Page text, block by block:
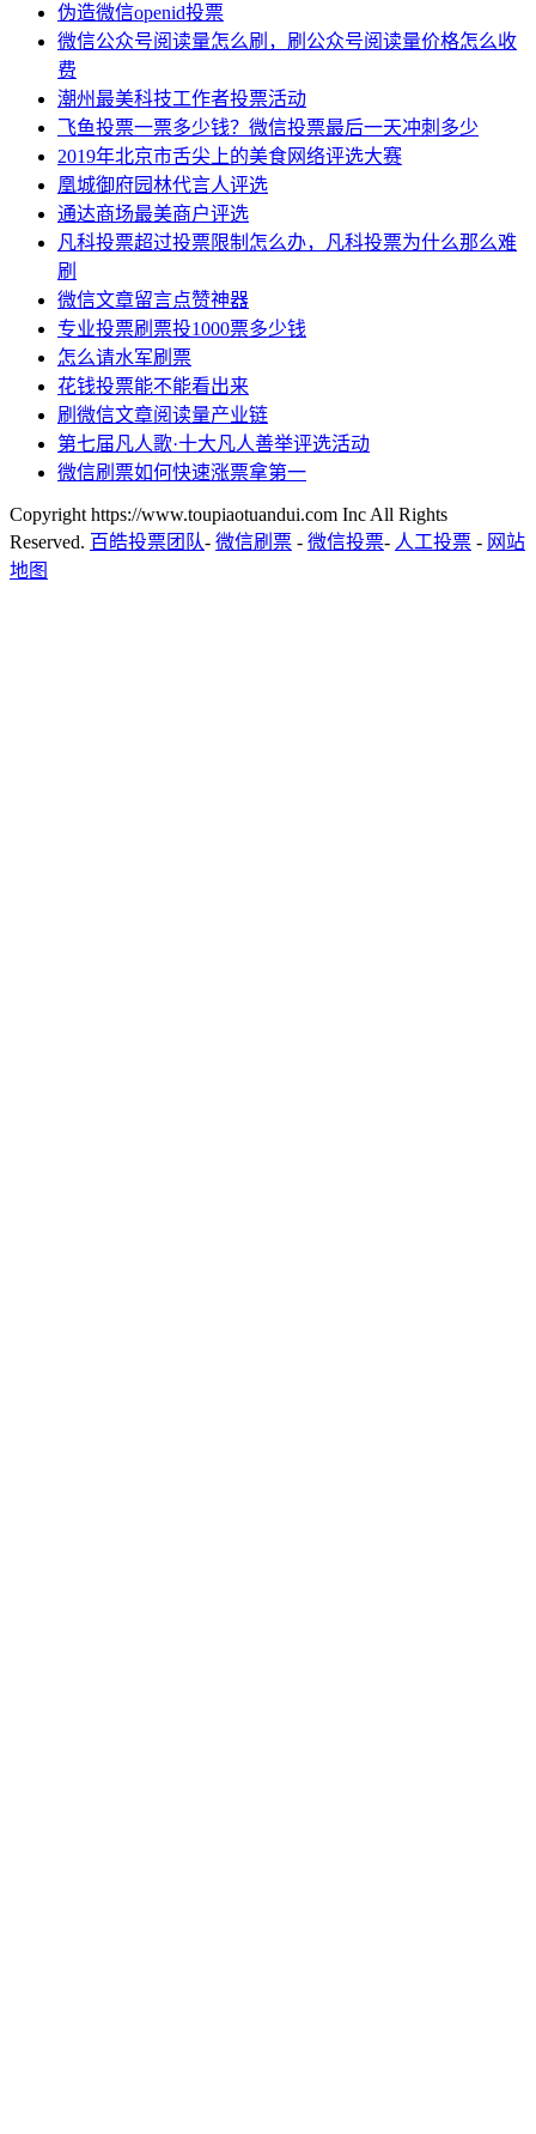
伪造微信openid投票
微信公众号阅读量怎么刷，刷公众号阅读量价格怎么收
费
潮州最美科技工作者投票活动
飞鱼投票一票多少钱？微信投票最后一天冲刺多少
2019年北京市舌尖上的美食网络评选大赛
凰城御府园林代言人评选
通达商场最美商户评选
凡科投票超过投票限制怎么办，凡科投票为什么那么难
刷
微信文章留言点赞神器
专业投票刷票投1000票多少钱
怎么请水军刷票
花钱投票能不能看出来
刷微信文章阅读量产业链
第七届凡人歌·十大凡人善举评选活动
微信刷票如何快速涨票拿第一
Copyright https://www.toupiaotuandui.com Inc All Rights
Reserved. 百皓投票团队- 微信刷票 - 微信投票- 人工投票 - 网站
地图